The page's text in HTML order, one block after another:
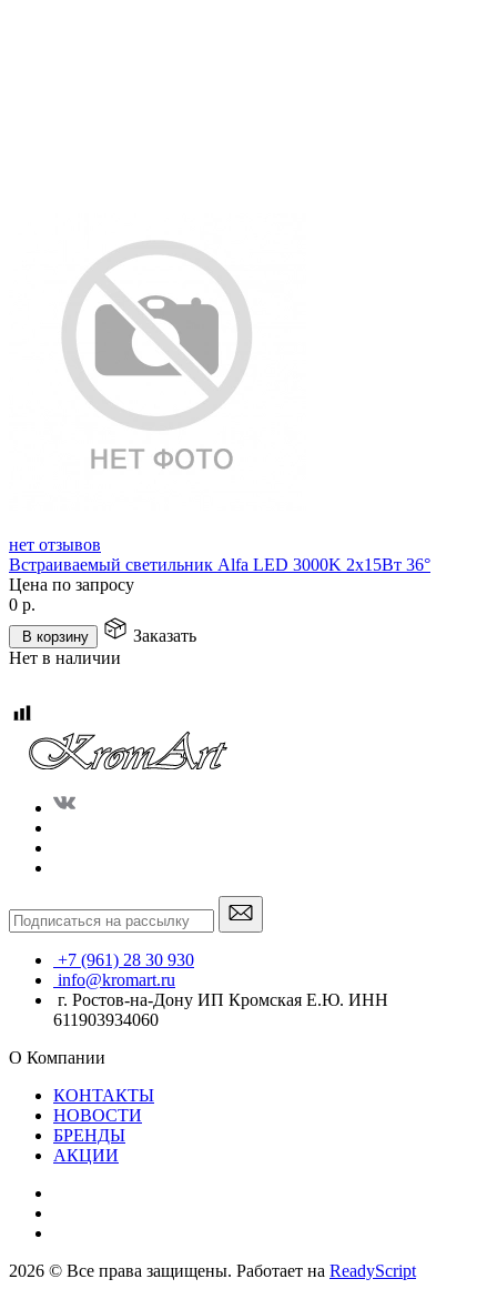
нет отзывов
Встраиваемый светильник Alfa LED 3000K 2x15Вт 36°
Цена по запросу
0 р.
В корзину
Заказать
Нет в наличии
+7 (961) 28 30 930
info@kromart.ru
г. Ростов-на-Дону ИП Кромская Е.Ю. ИНН
611903934060
О Компании
КОНТАКТЫ
НОВОСТИ
БРЕНДЫ
АКЦИИ
2026 © Все права защищены. Работает на ReadyScript